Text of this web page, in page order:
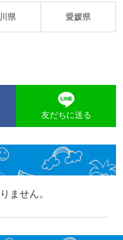
県 愛媛県
友だちに送る
ません。